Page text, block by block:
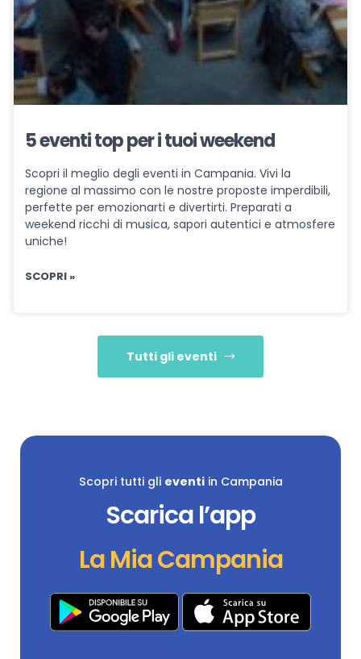
5 eventi top per i tuoi weekend
Scopri il meglio degli eventi in Campania. Vivi la
regione al massimo con le nostre proposte imperdibili,
perfette per emozionarti e divertirti. Preparati a
weekend ricchi di musica, sapori autentici e atmosfere
uniche!
SCOPRI »
Tutti gli eventi
Scopri tutti gli eventiin Campania
Scarica l’app
La Mia Campania